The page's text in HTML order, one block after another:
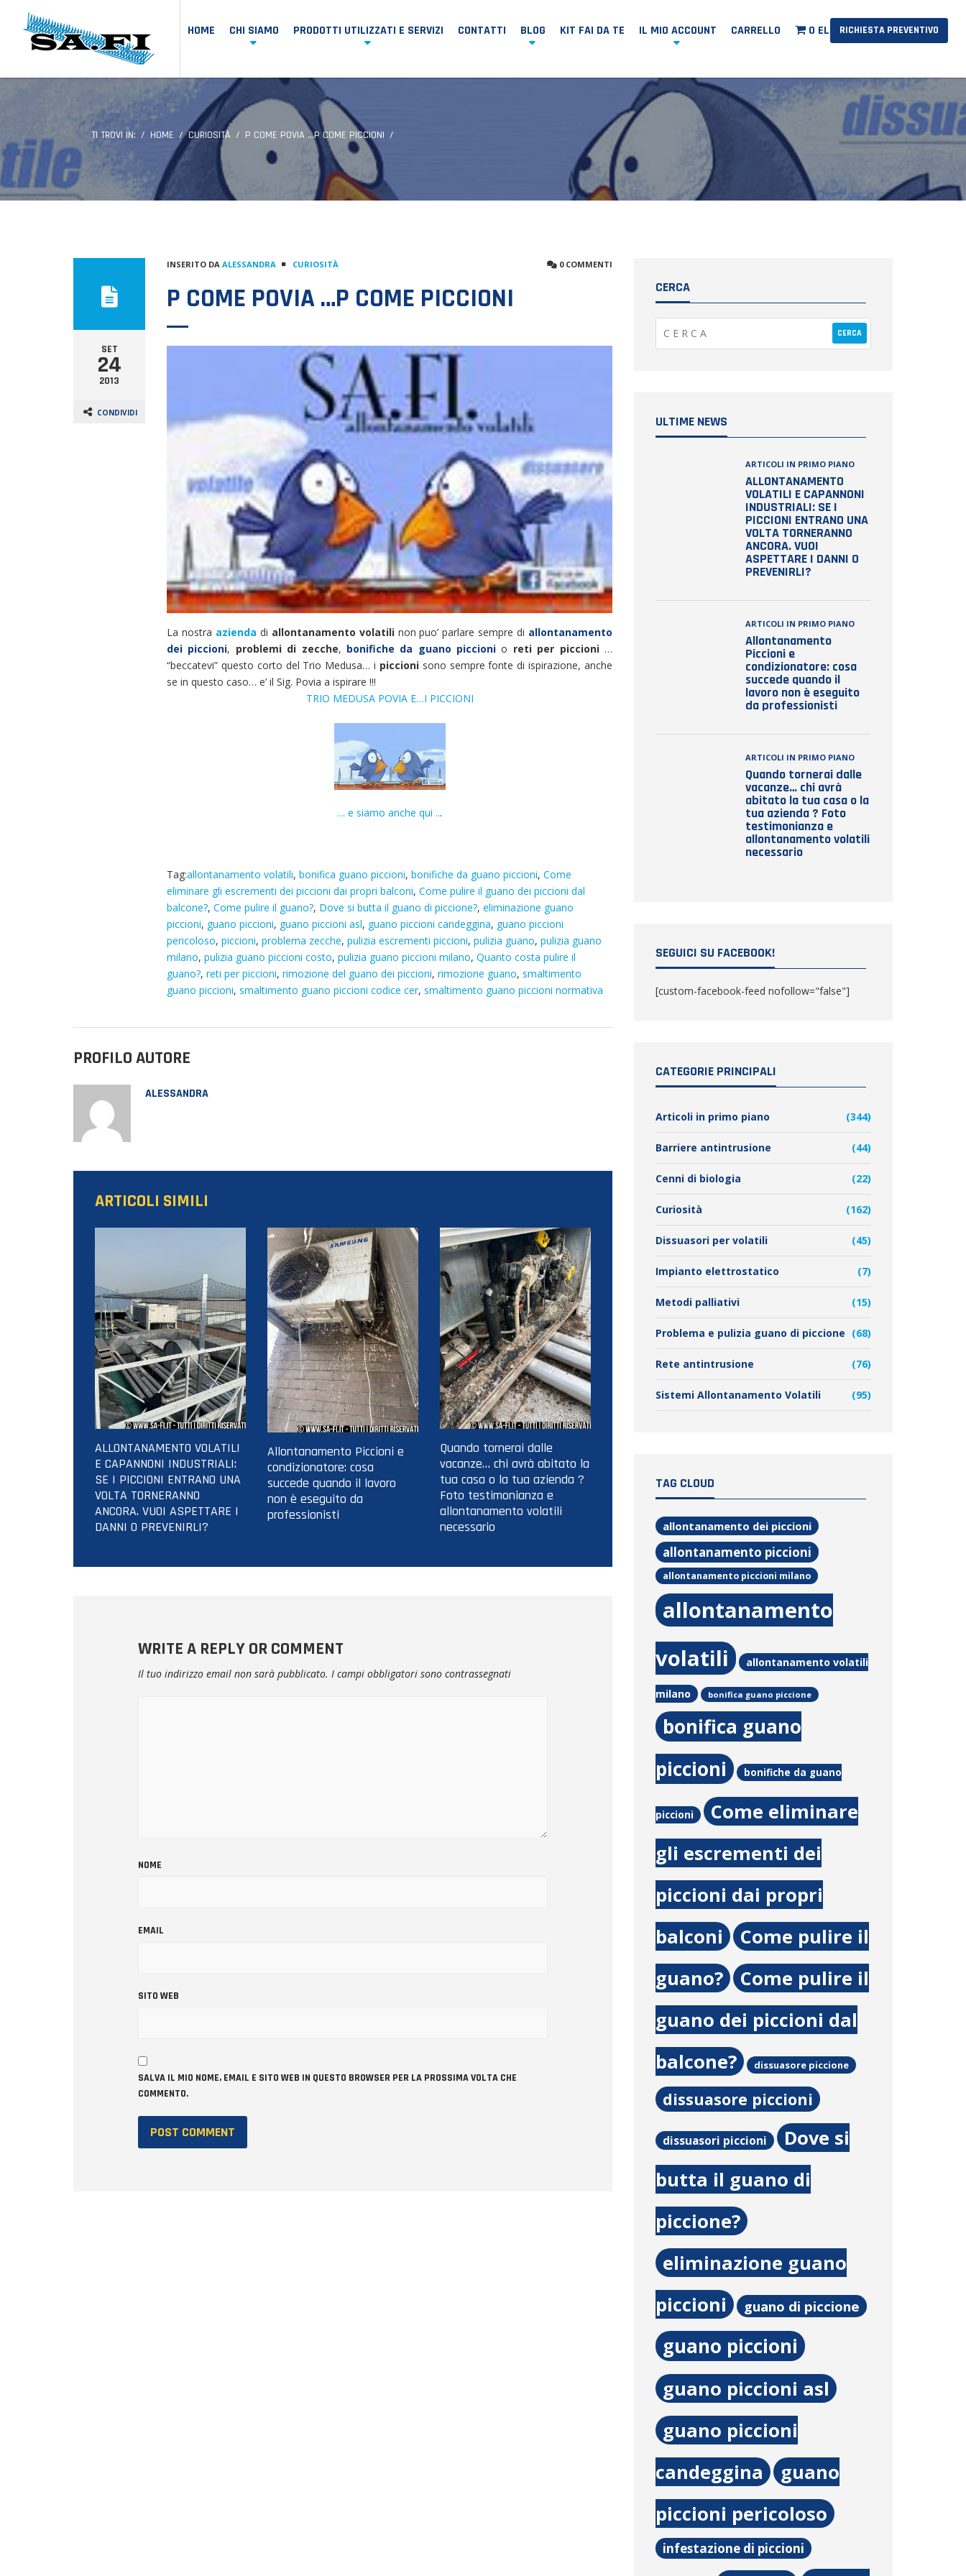
HOME CHI SIAMO PRODOTTI UTILIZZATI E SERVIZI CONTATTI BLOG KIT FAI DA TE IL MIO ACCOUNT CARRELLO 0 ELEMENTIRICHIESTA PREVENTIVO
TI TROVI IN: HOME CURIOSITÀ P COME POVIA …P COME PICCIONI
SET
24
2013
CONDIVIDI
INSERITO DA ALESSANDRA CURIOSITÀ 0 COMMENTI
P COME POVIA …P COME PICCIONI
La nostra azienda di allontanamento volatilinon puo’ parlare sempre di allontanamento
dei piccioni, problemi di zecche, bonifiche da guano piccioni o reti per piccioni…
“beccatevi” questo corto del Trio Medusa… i piccioni sono sempre fonte di ispirazione, anche
se in questo caso… e’ il Sig. Povia a ispirare !!!
TRIO MEDUSA POVIA E…I PICCIONI
… e siamo anche qui ...
Tag:allontanamento volatili, bonifica guano piccioni, bonifiche da guano piccioni, Come
eliminare gli escrementi dei piccioni dai propri balconi, Come pulire il guano dei piccioni dal
balcone?, Come pulire il guano?, Dove si butta il guano di piccione?, eliminazione guano
piccioni, guano piccioni, guano piccioni asl, guano piccioni candeggina, guano piccioni
pericoloso, piccioni, problema zecche, pulizia escrementi piccioni, pulizia guano, pulizia guano
milano, pulizia guano piccioni costo, pulizia guano piccioni milano, Quanto costa pulire il
guano?, reti per piccioni, rimozione del guano dei piccioni, rimozione guano, smaltimento
guano piccioni, smaltimento guano piccioni codice cer, smaltimento guano piccioni normativa
PROFILO AUTORE
ALESSANDRA
ARTICOLI SIMILI
ALLONTANAMENTO VOLATILI
E CAPANNONI INDUSTRIALI:
SE I PICCIONI ENTRANO UNA
VOLTA TORNERANNO
ANCORA. VUOI ASPETTARE I
DANNI O PREVENIRLI?
Allontanamento Piccioni e
condizionatore: cosa
succede quando il lavoro
non è eseguito da
professionisti
Quando tornerai dalle
vacanze… chi avrà abitato la
tua casa o la tua azienda ?
Foto testimonianza e
allontanamento volatili
necessario
WRITE A REPLY OR COMMENT
Il tuo indirizzo email non sarà pubblicato. I campi obbligatori sono contrassegnati
NOME
EMAIL
SITO WEB
SALVA IL MIO NOME, EMAIL E SITO WEB IN QUESTO BROWSER PER LA PROSSIMA VOLTA CHE
COMMENTO.
CERCA
ULTIME NEWS
ARTICOLI IN PRIMO PIANO
ALLONTANAMENTO
VOLATILI E CAPANNONI
INDUSTRIALI: SE I
PICCIONI ENTRANO UNA
VOLTA TORNERANNO
ANCORA. VUOI
ASPETTARE I DANNI O
PREVENIRLI?
ARTICOLI IN PRIMO PIANO
Allontanamento
Piccioni e
condizionatore: cosa
succede quando il
lavoro non è eseguito
da professionisti
ARTICOLI IN PRIMO PIANO
Quando tornerai dalle
vacanze… chi avrà
abitato la tua casa o la
tua azienda ? Foto
testimonianza e
allontanamento volatili
necessario
SEGUICI SU FACEBOOK!
[custom-facebook-feed nofollow="false"]
CATEGORIE PRINCIPALI
Articoli in primo piano (344)
Barriere antintrusione (44)
Cenni di biologia (22)
Curiosità (162)
Dissuasori per volatili (45)
Impianto elettrostatico (7)
Metodi palliativi (15)
Problema e pulizia guano di piccione (68)
Rete antintrusione (76)
Sistemi Allontanamento Volatili (95)
TAG CLOUD
allontanamento dei piccioni
allontanamento piccioni
allontanamento piccioni milano
allontanamento
volatili
allontanamento volatili
milano bonifica guano piccione
bonifica guano
piccioni
bonifiche da guano
piccioni
Come eliminare
gli escrementi dei
piccioni dai propri
balconi
Come pulire il
guano?
Come pulire il
guano dei piccioni dal
balcone?
dissuasore piccione
dissuasore piccioni
dissuasori piccioni
Dove si
butta il guano di
piccione?
eliminazione guano
piccioni
guano di piccione
guano piccioni
guano piccioni asl
guano piccioni
candeggina
guano
piccioni pericoloso
infestazione di piccioni